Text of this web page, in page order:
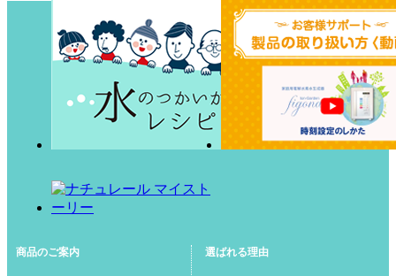
商品のご案内 選ばれる理由